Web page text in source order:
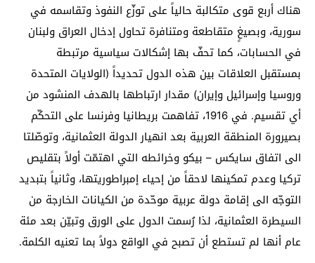
هناك أربع قوى متكالبة حالياً على توزّع النفوذ وتقاسمه في
سورية، وبصيغٍ متقاطعة ومتنافرة تحاول إدخال العراق ولبنان
في الحسابات، كما تحفّ بها إشكالات سياسية مرتبطة
بمستقبل العلاقات بين هذه الدول تحديداً (الولايات المتحدة
وروسيا وإسرائيل وإيران) مقدار ارتباطها بالهدف المنشود من
أي تقسيم. في 1916، تفاهمت بريطانيا وفرنسا على التحكّم
بصيرورة المنطقة العربية بعد انهيار الدولة العثمانية، وتوصّلتا
الى اتفاق سايكس – بيكو وخرائطه التي اهتمّت أولاً بتقليص
تركيا وعدم تمكينها لاحقاً من إحياء إمبراطوريتها، وثانياً بتبديد
التوجّه الى إقامة دولة عربية موحّدة من الكيانات الخارجة من
السيطرة العثمانية، لذا رُسمت الدول على الورق وتبيّن بعد مئة
عام أنها لم تستطع أن تصبح في الواقع دولاً بما تعنيه الكلمة.